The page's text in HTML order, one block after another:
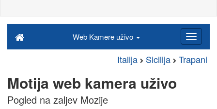
Web Kamere uživo
Italija Sicilija Trapani
Motija web kamera uživo
Pogled na zaljev Mozije